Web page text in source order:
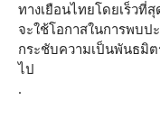
ทางเยือนไทยโดยเร็วที่
จะใช้โอกาสในการพบป
กระชับความเป็นพันธมิ
ไป
.